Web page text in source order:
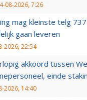
08-2026, 7:26
mag kleinste telg
gaan leveren
2026, 22:54
akkoord tussen
einde
2026, 14:40